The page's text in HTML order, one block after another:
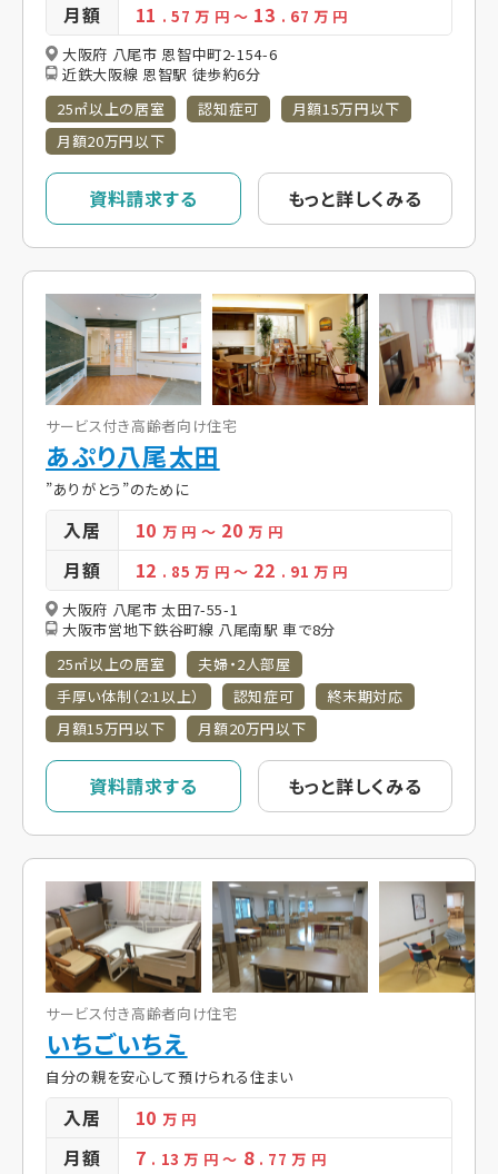
月額 11 . 57万 円 ～ 13 . 67 万 円
大阪府 八尾市 恩智中町2-154-6
近鉄大阪線 恩智駅 徒歩約6分
25㎡以上の居室
認知症可
月額15万円以下
月額20万円以下
資料請求する もっと詳しくみる
サービス付き高齢者向け住宅
あぷり八尾太田
”ありがとう”のために
入居 10万 円 ～ 20万 円
月額 12 . 85万 円 ～ 22 . 91 万 円
大阪府 八尾市 太田7-55-1
大阪市営地下鉄谷町線 八尾南駅 車で8分
25㎡以上の居室
夫婦・2人部屋
手厚い体制（2:1以上）
認知症可
終末期対応
月額15万円以下
月額20万円以下
資料請求する もっと詳しくみる
サービス付き高齢者向け住宅
いちごいちえ
自分の親を安心して預けられる住まい
入居 10万 円
月額 7 . 13万 円～ 8 . 77万 円